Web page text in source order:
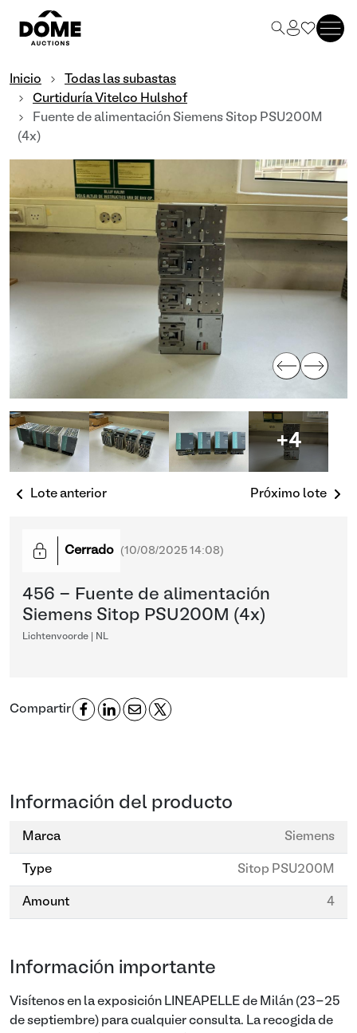
Inicio
Todas las subastas
Curtiduría Vitelco Hulshof
Fuente de alimentación Siemens Sitop PSU200M
(4x)
+4
Lote anterior Próximo lote
Cerrado (10/08/2025 14:08)
456 - Fuente de alimentación
Siemens Sitop PSU200M (4x)
Lichtenvoorde | NL
Compartir
Información del producto
Marca Siemens
Type Sitop PSU200M
Amount 4
Información importante
Visítenos en la exposición LINEAPELLE de Milán (23-25
de septiembre) para cualquier consulta. La recogida de